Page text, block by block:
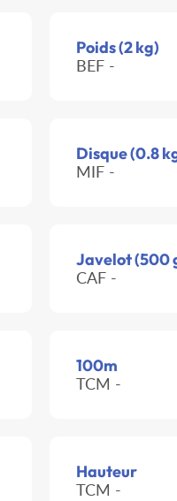
Poids (2 kg)
BEF -
Disque (0.8
MIF -
Javelot (500
CAF -
100m
TCM -
Hauteur
TCM -